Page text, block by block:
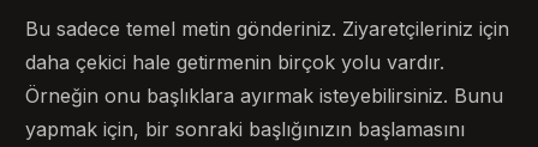
Bu sadece temel metin gönderiniz. Ziyaretçileriniz için
daha çekici hale getirmenin birçok yolu vardır.
Örneğin onu başlıklara ayırmak isteyebilirsiniz. Bunu
yapmak için, bir sonraki başlığınızın başlamasını